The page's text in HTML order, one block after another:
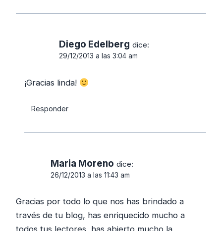
Diego Edelberg dice:
29/12/2013 a las 3:04 am
¡Gracias linda!
Responder
Maria Moreno dice:
26/12/2013 a las 11:43 am
Gracias por todo lo que nos has brindado a
través de tu blog, has enriquecido mucho a